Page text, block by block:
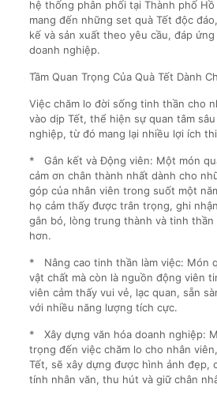
hệ thống phân phối tại Thành phố Hồ
mang đến những set quà Tết độc
kế và sản xuất theo yêu cầu, đáp
doanh nghiệp.
Tầm Quan Trọng Của Quà Tết Dành
Việc chăm lo đời sống tinh thần cho
vào dịp Tết, thể hiện sự quan tâm
nghiệp, từ đó mang lại nhiều lợi ích
* Gắn kết và Động viên: Một món
cảm ơn chân thành nhất dành cho
góp của nhân viên trong suốt một
họ cảm thấy được trân trọng, ghi
gắn bó, lòng trung thành và tinh thần
hơn.
* Nâng cao tinh thần làm việc: Món
vật chất mà còn là nguồn động viên
viên cảm thấy vui vẻ, lạc quan, sẵn
với nhiều năng lượng tích cực.
* Xây dựng văn hóa doanh nghiệp:
trọng đến việc chăm lo cho nhân
Tết, sẽ xây dựng được hình ảnh đẹp,
tính nhân văn, thu hút và giữ chân